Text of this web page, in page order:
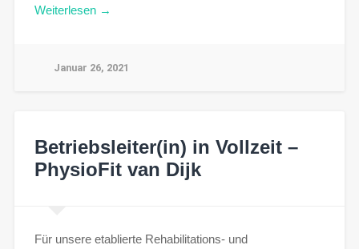
Weiterlesen →
Januar 26, 2021
Betriebsleiter(in) in Vollzeit –
PhysioFit van Dijk
Für unsere etablierte Rehabilitations- und